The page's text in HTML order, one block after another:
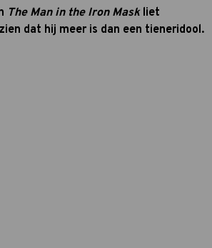
The Man in the Iron Mask liet
dat hij meer is dan een tieneridool.